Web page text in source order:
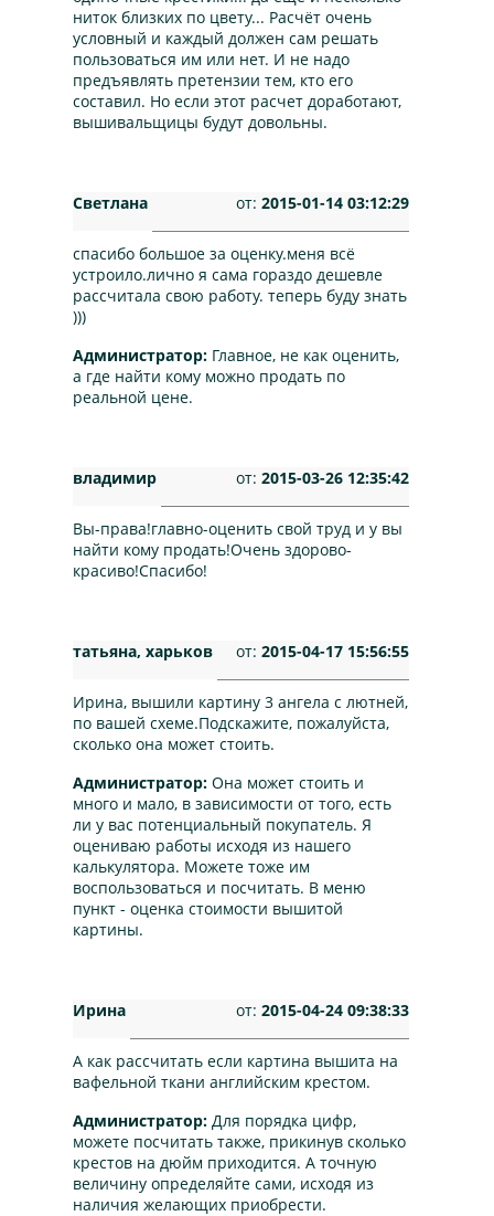
ниток близких по цвету... Расчёт очень
условный и каждый должен сам решать
пользоваться им или нет. И не надо
предъявлять претензии тем, кто его
составил. Но если этот расчет доработают,
вышивальщицы будут довольны.
Светлана от: 2015-01-14 03:12:29
спасибо большое за оценку.меня всё
устроило.лично я сама гораздо дешевле
рассчитала свою работу. теперь буду знать
)))
Администратор: Главное, не как оценить,
а где найти кому можно продать по
реальной цене.
владимир от: 2015-03-26 12:35:42
Вы-права!главно-оценить свой труд и у вы
найти кому продать!Очень здорово-
красиво!Спасибо!
татьяна, харьков от: 2015-04-17 15:56:55
Ирина, вышили картину 3 ангела с лютней,
по вашей схеме.Подскажите, пожалуйста,
сколько она может стоить.
Администратор: Она может стоить и
много и мало, в зависимости от того, есть
ли у вас потенциальный покупатель. Я
оцениваю работы исходя из нашего
калькулятора. Можете тоже им
воспользоваться и посчитать. В меню
пункт - оценка стоимости вышитой
картины.
Ирина от: 2015-04-24 09:38:33
А как рассчитать если картина вышита на
вафельной ткани английским крестом.
Администратор: Для порядка цифр,
можете посчитать также, прикинув сколько
крестов на дюйм приходится. А точную
величину определяйте сами, исходя из
наличия желающих приобрести.